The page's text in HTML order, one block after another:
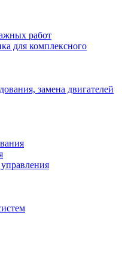
работ
для комплексного
замена двигателей